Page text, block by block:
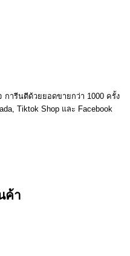
การีนตีด้วยยอดขายกว่า 1000 ครั้ง
Tiktok Shop และ Facebook
ค้า